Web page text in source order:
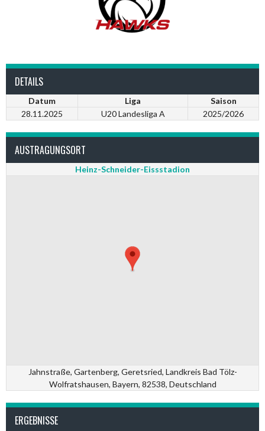
DETAILS
Datum Liga
Saison
28.11.2025
U20 Landesliga A 2025/2026
AUSTRAGUNGSORT
Heinz-Schneider-Eissstadion
Jahnstraße, Gartenberg, Geretsried, Landkreis Bad Tölz-
Wolfratshausen, Bayern, 82538, Deutschland
ERGEBNISSE